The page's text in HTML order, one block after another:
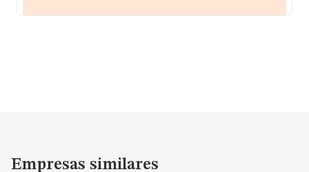
Empresas similares
Empresas similares